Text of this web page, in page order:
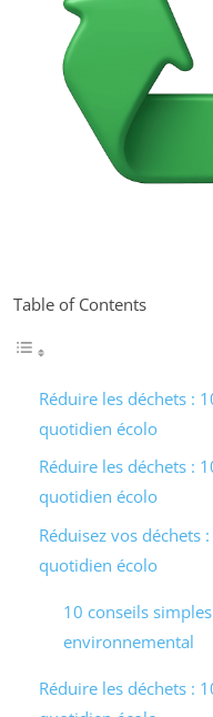
Table of Contents
Réduire les déchets :
quotidien écolo
Réduire les déchets :
quotidien écolo
Réduisez vos déchets
quotidien écolo
10 conseils
environnemental
Réduire les déchets :